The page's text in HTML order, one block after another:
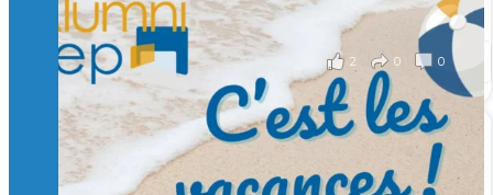
il y a 2 mois
2 0 0
Voir sur Facebook · Partager
🙏 Soutenez l’Isep via la taxe d’apprentissage 2026
et contribuons ensemble à former les générations
d’ingénieurs de demain. 🙏